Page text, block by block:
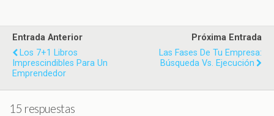
Entrada Anterior
Los 7+1 Libros
Imprescindibles Para Un
Emprendedor
Próxima Entrada
Las Fases De Tu Empresa:
Búsqueda Vs. Ejecución
15 respuestas